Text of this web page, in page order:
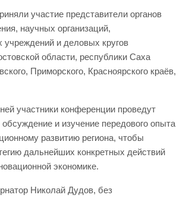
участие представители органов
научных организаций,
учреждений и деловых кругов
области, республики Саха
Приморского, Красноярского краёв,
участники конференции проведут
и изучение передового опыта
развитию региона, чтобы
дальнейших конкретных действий
экономике.
Николай Дудов, без